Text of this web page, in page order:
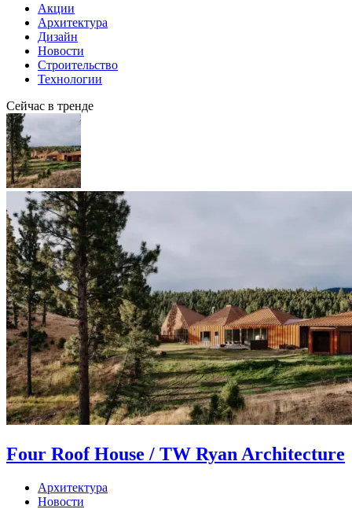
Акции
Архитектура
Дизайн
Новости
Строительство
Технологии
Сейчас в тренде
Four Roof House / TW Ryan Architecture
Архитектура
Новости